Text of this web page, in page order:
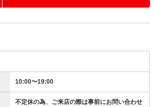
10:00〜19:00
不定休の為、ご来店の際は事前にお問い合わせ